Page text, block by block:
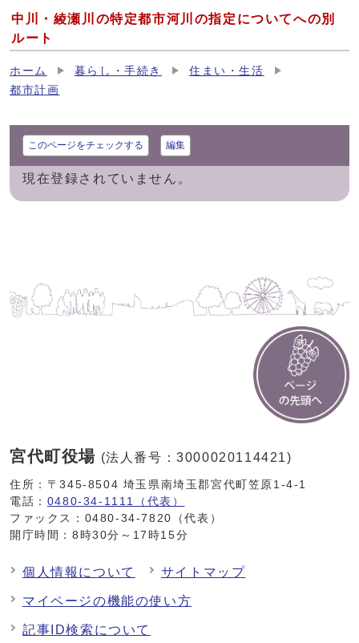
中川・綾瀬川の特定都市河川の指定についてへの別
ルート
ホーム 暮らし・手続き
住まい・生活
都市計画
このページをチェックする 編集
現在登録されていません。
宮代町役場 (法人番号：3000020114421)
住所：〒345-8504 埼玉県南埼玉郡宮代町笠原1-4-1
電話： 0480-34-1111（代表）
ファックス：0480-34-7820（代表）
開庁時間：8時30分～17時15分
個人情報について サイトマップ
マイページの機能の使い方
記事ID検索について